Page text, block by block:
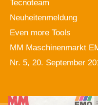
Tecnoteam
Neuheitenmeldung
Even more Tools
MM Maschinenmarkt
Nr. 5, 20. September